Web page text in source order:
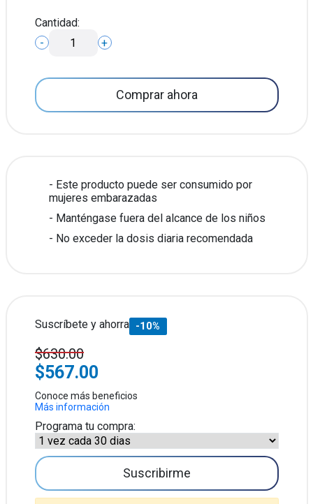
Cantidad:
-
+
Comprar ahora
Este producto puede ser consumido por
mujeres embarazadas
Manténgase fuera del alcance de los niños
No exceder la dosis diaria recomendada
Suscríbete y ahorra -10%
$630.00
$567.00
Conoce más beneficios
Más información
Programa tu compra:
Suscribirme